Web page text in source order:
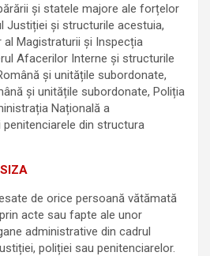
și statele majore ale forțelor
Justiției și structurile acestuia,
al Magistraturii și Inspecția
Afacerilor Interne și structurile
și unitățile subordonate,
și unitățile subordonate, Poliția
Națională a
din structura
de orice persoană vătămată
acte sau fapte ale unor
administrative din cadrul
poliției sau penitenciarelor.